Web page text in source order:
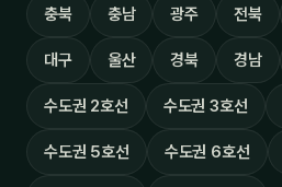
충북 충남 광주 전북
대구 울산 경북 경남
수도권 2호선 수도권 3호선
수도권 5호선 수도권 6호선